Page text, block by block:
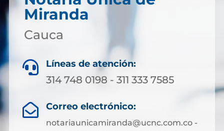
Miranda
Cauca
 Líneas de atención:
314 748 0198 - 311 333 7585
 Correo electrónico:
notariaunicamiranda@ucnc.com.co -